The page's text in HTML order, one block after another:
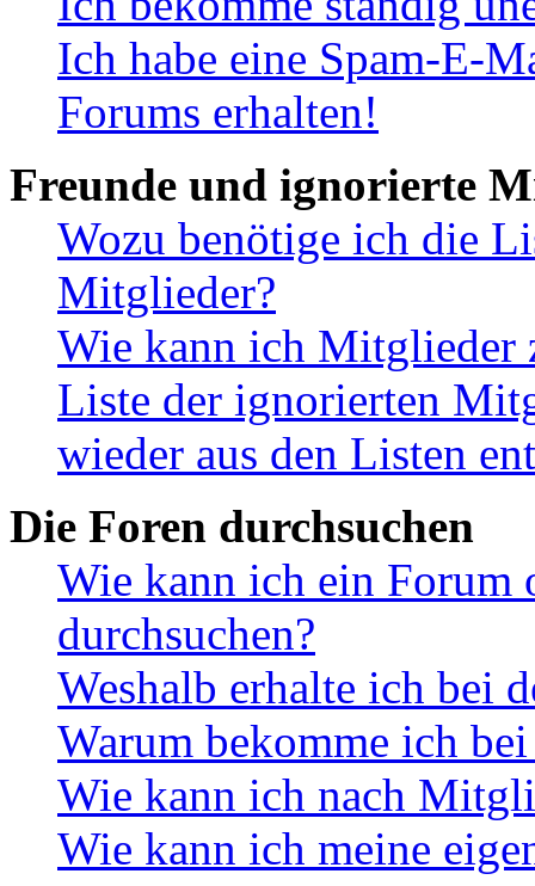
Ich habe eine Spam-E-
Forums erhalten!
Freunde und ignorierte
Wozu benötige ich die
Mitglieder?
Wie kann ich Mitglieder
Liste der ignorierten
wieder aus den Listen
Die Foren durchsuchen
Wie kann ich ein Forum
durchsuchen?
Weshalb erhalte ich bei
Warum bekomme ich
Wie kann ich nach
Wie kann ich meine